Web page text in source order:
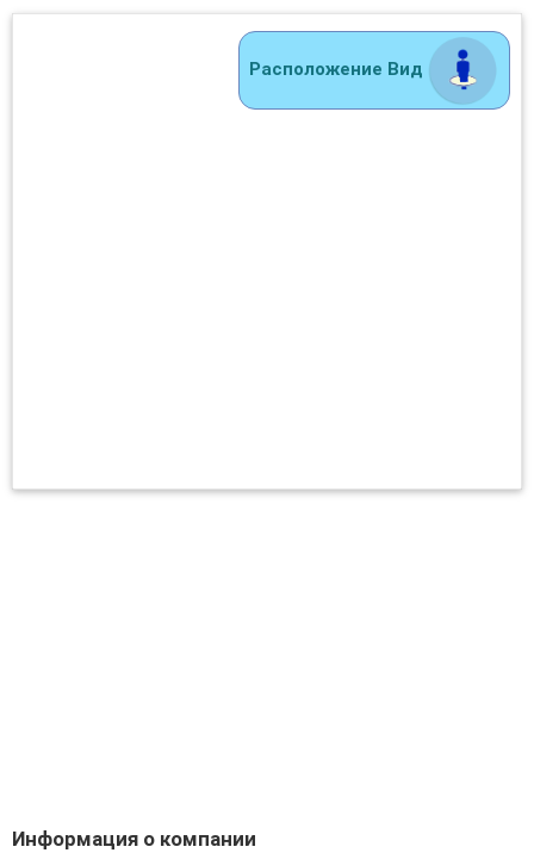
Расположение Вид
Информация о компании